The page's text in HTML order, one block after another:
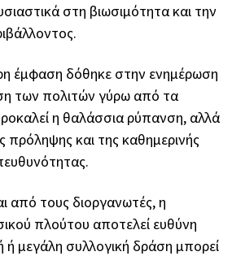
στη βιωσιμότητα και την
έμφαση δόθηκε στην ενημέρωση
των πολιτών γύρω από τα
η θαλάσσια ρύπανση, αλλά
πρόληψης και της καθημερινής
από τους διοργανωτές, η
πλούτου αποτελεί ευθύνη
ή μεγάλη συλλογική δράση μπορεί